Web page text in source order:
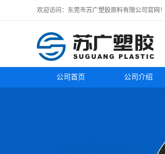
欢迎访问：东莞市苏广塑胶原料有限公司官网！
公司首页 公司介绍